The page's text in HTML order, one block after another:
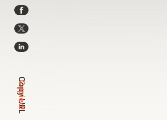
Copy URL
Copied!